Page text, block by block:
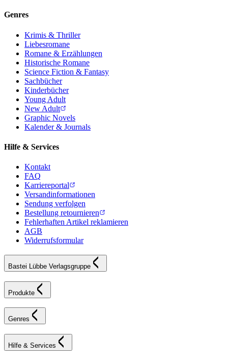
Genres
Krimis & Thriller
Liebesromane
Romane & Erzählungen
Historische Romane
Science Fiction & Fantasy
Sachbücher
Kinderbücher
Young Adult
New Adult
Graphic Novels
Kalender & Journals
Hilfe & Services
Kontakt
FAQ
Karriereportal
Versandinformationen
Sendung verfolgen
Bestellung retournieren
Fehlerhaften Artikel reklamieren
AGB
Widerrufsformular
Bastei Lübbe Verlagsgruppe
Produkte
Genres
Hilfe & Services